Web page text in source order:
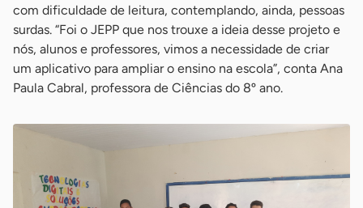
com dificuldade de leitura, contemplando, ainda, pessoas
surdas. “Foi o JEPP que nos trouxe a ideia desse projeto e
nós, alunos e professores, vimos a necessidade de criar
um aplicativo para ampliar o ensino na escola”, conta Ana
Paula Cabral, professora de Ciências do 8º ano.